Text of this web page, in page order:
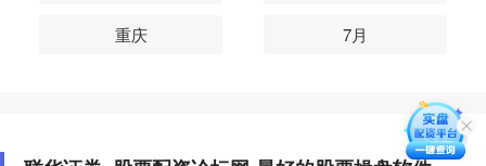
重庆 7月